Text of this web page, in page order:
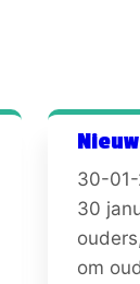
30-
30
om